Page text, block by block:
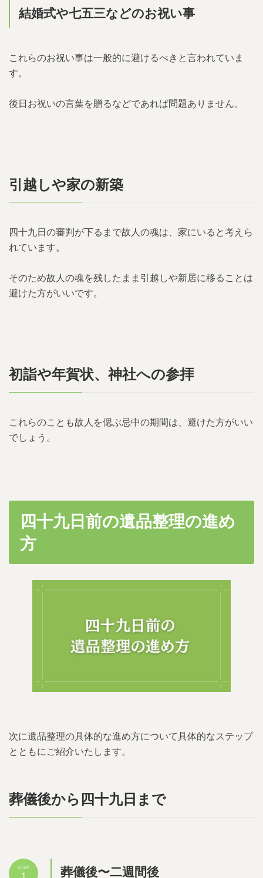
結婚式や七五三などのお祝い事
これらのお祝い事は一般的に避けるべきと言われていま
す。
後日お祝いの言葉を贈るなどであれば問題ありません。
引越しや家の新築
四十九日の審判が下るまで故人の魂は、家にいると考えら
れています。
そのため故人の魂を残したまま引越しや新居に移ることは
避けた方がいいです。
初詣や年賀状、神社への参拝
これらのことも故人を偲ぶ忌中の期間は、避けた方がいい
でしょう。
四十九日前の遺品整理の進め
方
次に遺品整理の具体的な進め方について具体的なステップ
とともにご紹介いたします。
葬儀後から四十九日まで
葬儀後〜二週間後
STEP